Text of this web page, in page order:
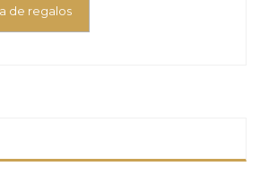
de regalos